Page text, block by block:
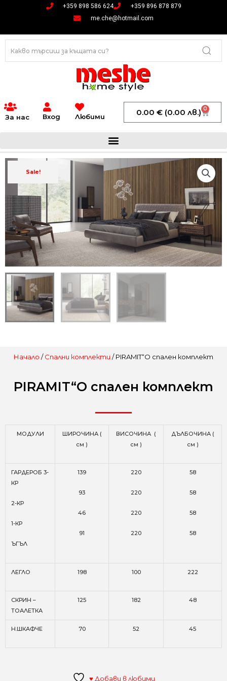
+359 898 586 624
+359 896 878 879
me.che@hotmail.com
За нас Вход Любими 0.00€ (0.00 лв.) 0
Cart
Sale!
Начало /Спални комплекти / PIRAMIT“O спален комплект
PIRAMIT“O спален комплект
МОДУЛИ
ШИРОЧИНА (
см )
ВИСОЧИНА (
см )
ДЪЛБОЧИНА (
см )
ГАРДЕРОБ 3-
КР
2-КР
1-КР
ЪГЪЛ
139
93
46
91
220
220
220
220
58
58
58
58
ЛЕГЛО 198 100 222
СКРИН –
ТОАЛЕТКА
125 182 48
Н.ШКАФЧЕ 70 52 45
♥ Добави в любими